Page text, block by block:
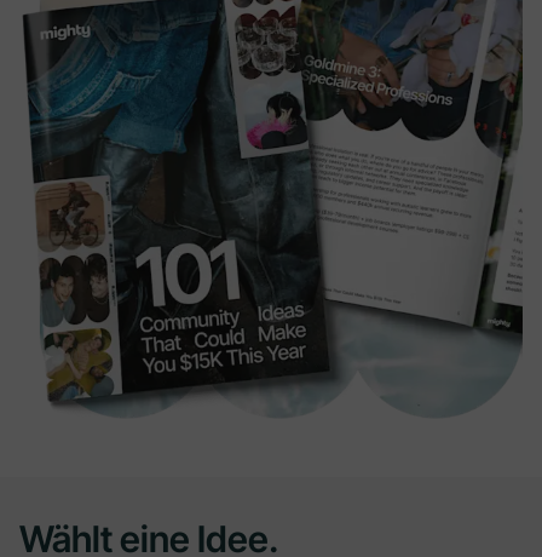
Wählt eine Idee.